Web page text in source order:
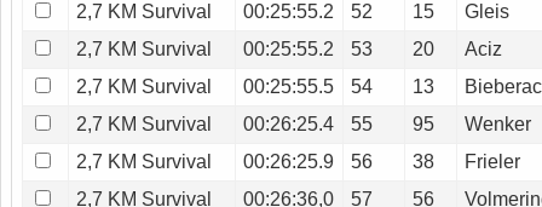
2,7 KM Survival
00:25:55.2 52 15
Gleis
2,7 KM Survival
00:25:55.2 53 20
Aciz
2,7 KM Survival
00:25:55.5 54 13
2,7 KM Survival
00:26:25.4 55 95
Wenker
2,7 KM Survival
00:26:25.9 56 38
Frieler
2,7 KM Survival
00:26:36,0 57 56